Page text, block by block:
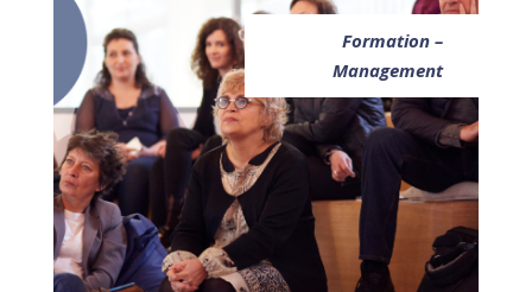
Formation –
Management